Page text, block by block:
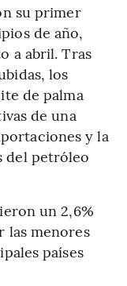
su primer
de año,
a abril. Tras
los
de palma
de una
y la
del petróleo
un 2,6%
las menores
países